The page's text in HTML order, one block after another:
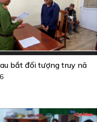
bắt đối tượng truy nã